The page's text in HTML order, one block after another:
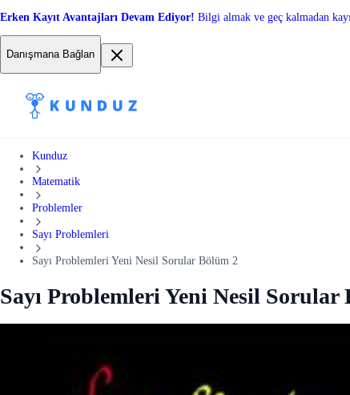
Erken Kayıt Avantajları Devam Ediyor! Bilgi almak ve geç kalmadan
Danışmana Bağlan
Kunduz
Matematik
Problemler
Sayı Problemleri
Sayı Problemleri Yeni Nesil Sorular Bölüm 2
Sayı Problemleri Yeni Nesil Sorular